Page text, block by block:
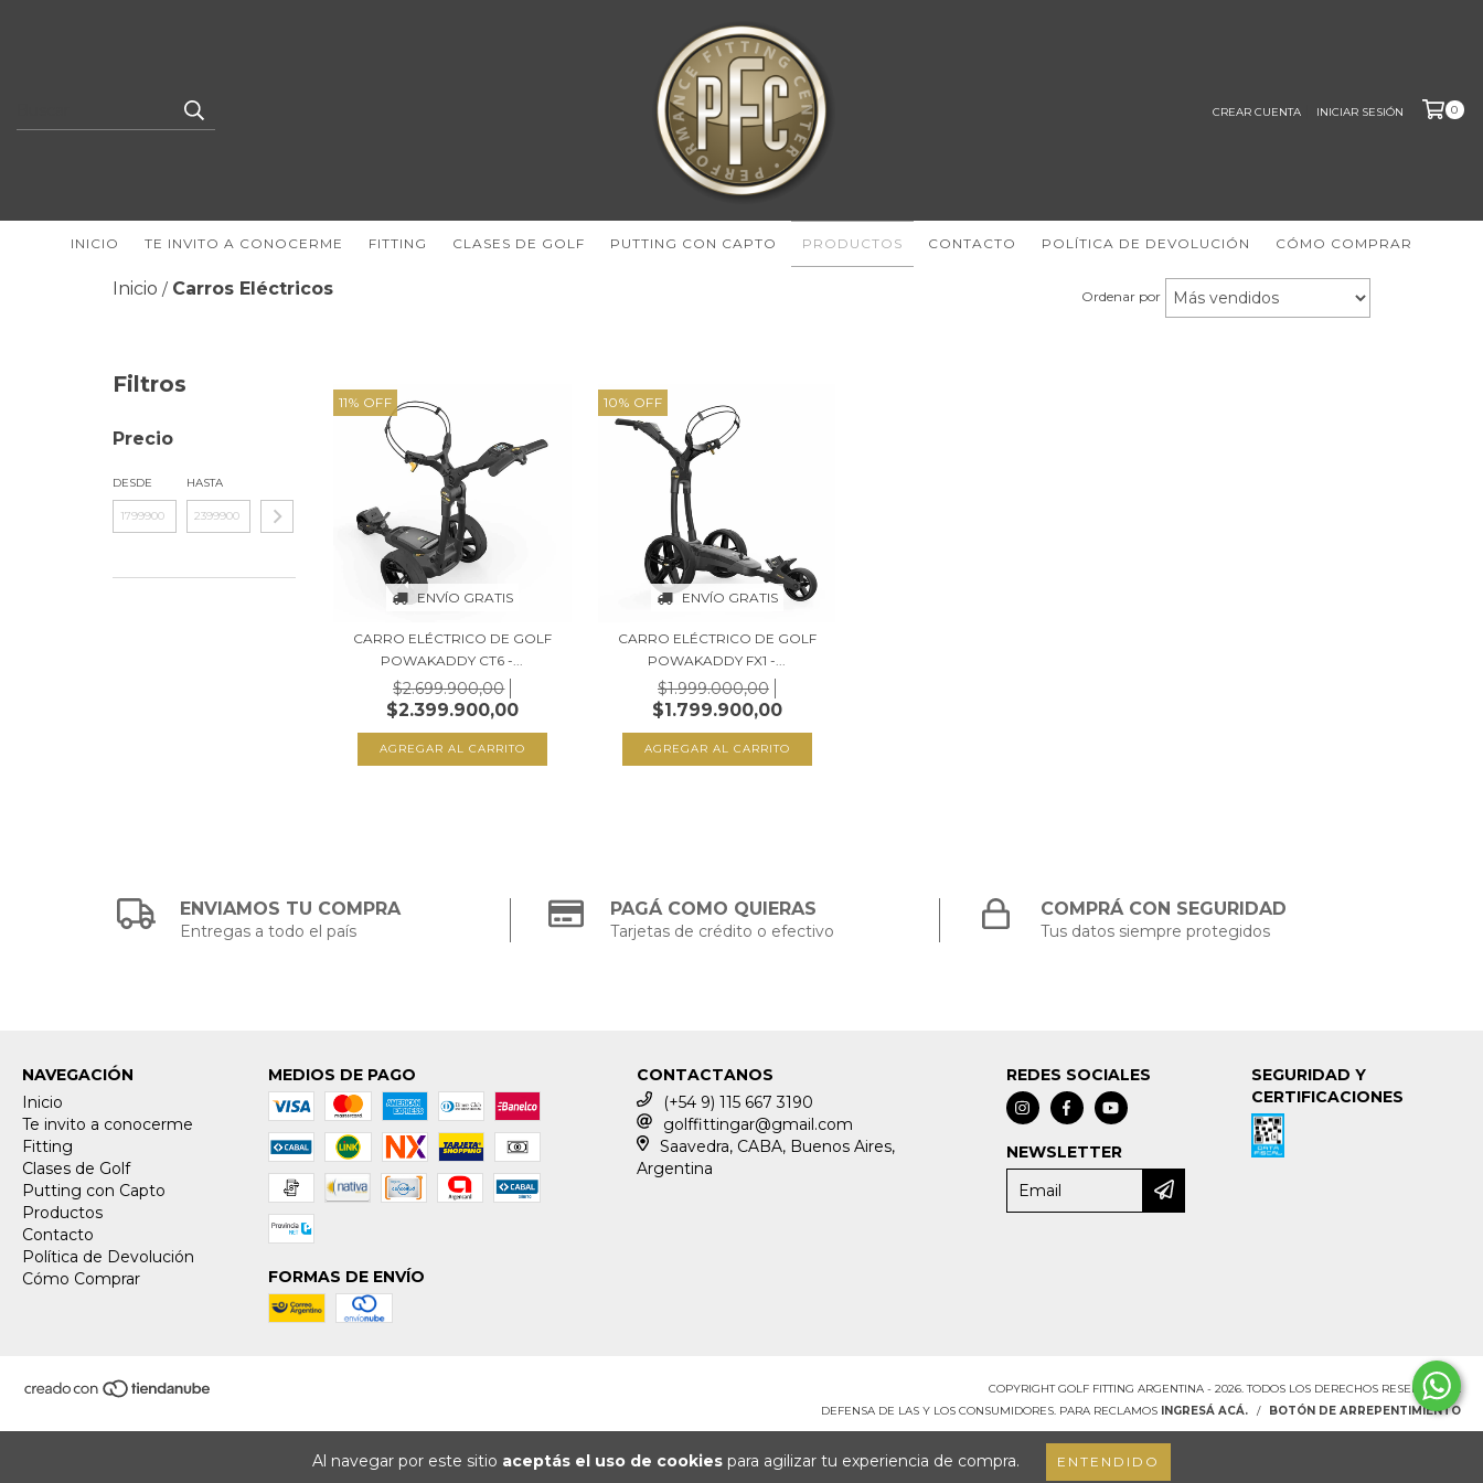
Al navegar por este sitio aceptás el uso de cookies para agilizar tu experiencia de compra. ENTENDIDO
CREAR CUENTA INICIAR SESIÓN 0
INICIO TE INVITO A CONOCERME FITTING CLASES DE GOLF PUTTING CON CAPTO PRODUCTOS CONTACTO POLÍTICA DE DEVOLUCIÓN CÓMO COMPRAR
Inicio / Carros Eléctricos Ordenar por
Filtros
Precio
DESDE HASTA
11% OFF
ENVÍO GRATIS
CARRO ELÉCTRICO DE GOLF
POWAKADDY CT6 -...
$2.699.900,00
$2.399.900,00
10% OFF
ENVÍO GRATIS
CARRO ELÉCTRICO DE GOLF
POWAKADDY FX1 -...
$1.999.000,00
$1.799.900,00
ENVIAMOS TU COMPRA
Entregas a todo el país
PAGÁ COMO QUIERAS
Tarjetas de crédito o efectivo
COMPRÁ CON SEGURIDAD
Tus datos siempre protegidos
NAVEGACIÓN
Inicio
Te invito a conocerme
Fitting
Clases de Golf
Putting con Capto
Productos
Contacto
Política de Devolución
Cómo Comprar
MEDIOS DE PAGO
FORMAS DE ENVÍO
CONTACTANOS
(+54 9) 115 667 3190
golffittingar@gmail.com
Saavedra, CABA, Buenos Aires,
Argentina
REDES SOCIALES
NEWSLETTER
SEGURIDAD Y
CERTIFICACIONES
COPYRIGHT GOLF FITTING ARGENTINA - 2026. TODOS LOS DERECHOS RESERVADOS.
DEFENSA DE LAS Y LOS CONSUMIDORES. PARA RECLAMOS INGRESÁ ACÁ. / BOTÓN DE ARREPENTIMIENTO